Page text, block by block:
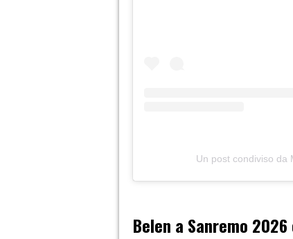
Un post condiviso da
Belen a Sanremo